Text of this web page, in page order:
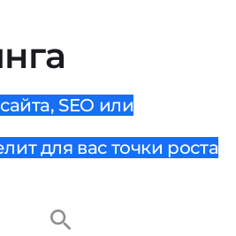
SEO или
для вас точки роста